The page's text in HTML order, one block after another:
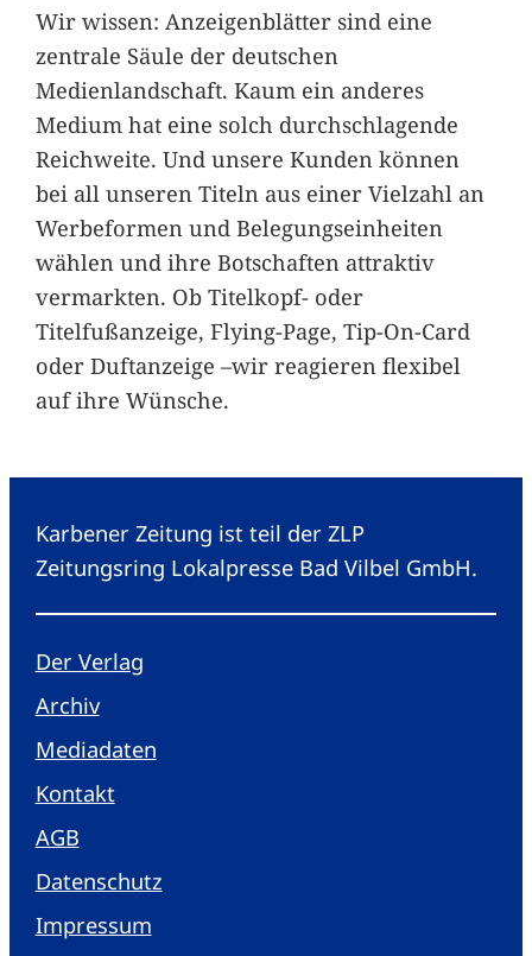
Wir wissen: Anzeigenblätter sind eine
zentrale Säule der deutschen
Medienlandschaft. Kaum ein anderes
Medium hat eine solch durchschlagende
Reichweite. Und unsere Kunden können
bei all unseren Titeln aus einer Vielzahl an
Werbeformen und Belegungseinheiten
wählen und ihre Botschaften attraktiv
vermarkten. Ob Titelkopf- oder
Titelfußanzeige, Flying-Page, Tip-On-Card
oder Duftanzeige –wir reagieren flexibel
auf ihre Wünsche.
Karbener Zeitung ist teil der ZLP
Zeitungsring Lokalpresse Bad Vilbel GmbH.
Der Verlag
Archiv
Mediadaten
Kontakt
AGB
Datenschutz
Impressum